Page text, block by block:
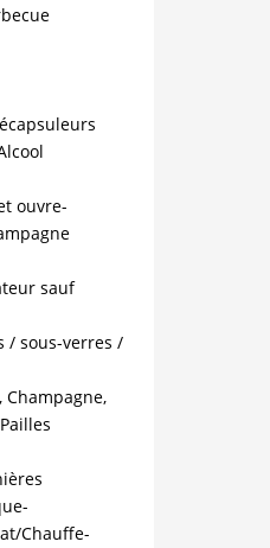
ouvre-
sauf
/ sous-verres /
Champagne,
Chauffe-